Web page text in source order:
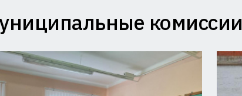
комиссии